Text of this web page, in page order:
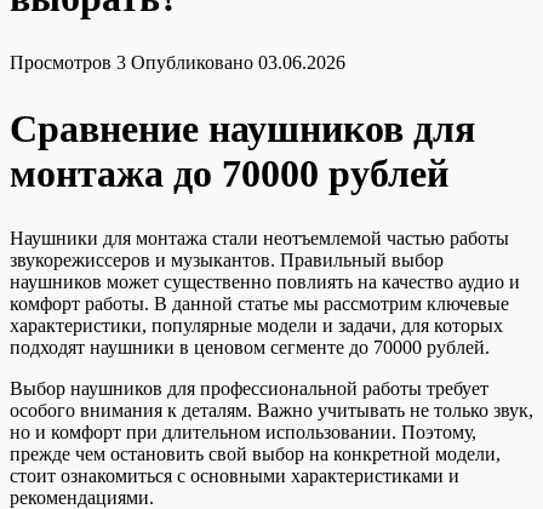
Просмотров 3 Опубликовано 03.06.2026
Сравнение наушников для
монтажа до 70000 рублей
Наушники для монтажа стали неотъемлемой частью работы
звукорежиссеров и музыкантов. Правильный выбор
наушников может существенно повлиять на качество аудио и
комфорт работы. В данной статье мы рассмотрим ключевые
характеристики, популярные модели и задачи, для которых
подходят наушники в ценовом сегменте до 70000 рублей.
Выбор наушников для профессиональной работы требует
особого внимания к деталям. Важно учитывать не только звук,
но и комфорт при длительном использовании. Поэтому,
прежде чем остановить свой выбор на конкретной модели,
стоит ознакомиться с основными характеристиками и
рекомендациями.